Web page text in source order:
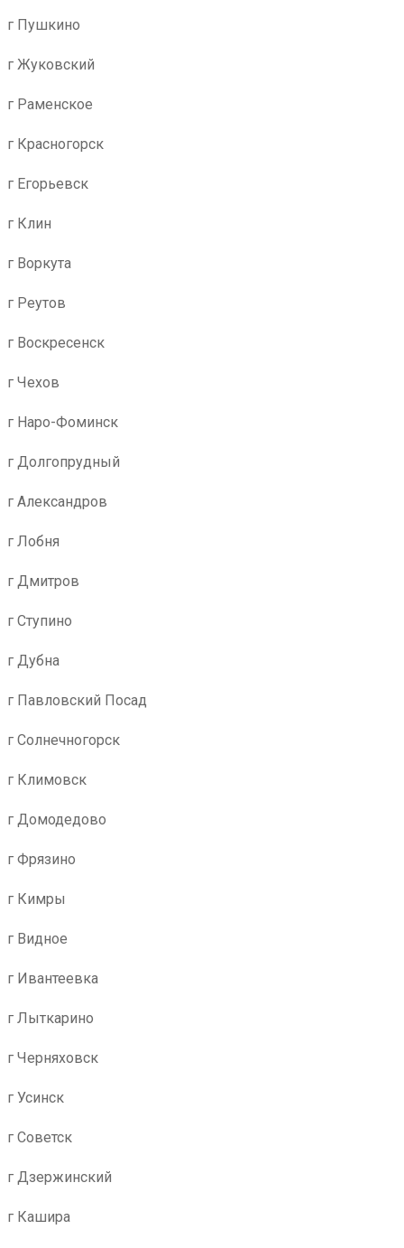
г Пушкино
г Жуковский
г Раменское
г Красногорск
г Егорьевск
г Клин
г Воркута
г Реутов
г Воскресенск
г Чехов
г Наро-Фоминск
г Долгопрудный
г Александров
г Лобня
г Дмитров
г Ступино
г Дубна
г Павловский Посад
г Солнечногорск
г Климовск
г Домодедово
г Фрязино
г Кимры
г Видное
г Ивантеевка
г Лыткарино
г Черняховск
г Усинск
г Советск
г Дзержинский
г Кашира